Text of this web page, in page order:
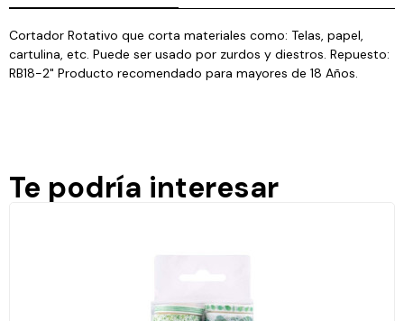
Cortador Rotativo que corta materiales como: Telas, papel,
cartulina, etc. Puede ser usado por zurdos y diestros. Repuesto:
RB18-2" Producto recomendado para mayores de 18 Años.
Te podría interesar